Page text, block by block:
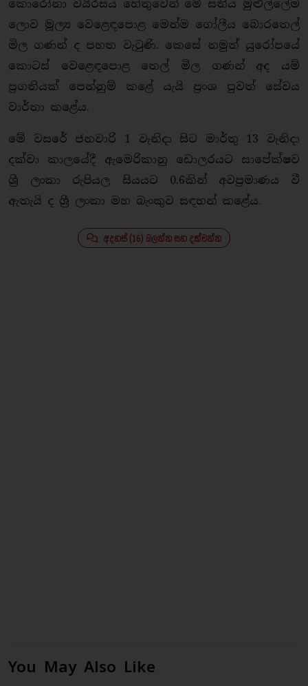
කොරෝනා වයිරසය හේතුවෙන් මේ සතිය මුළුල්ලේම
ලොව මූල්‍ය වෙළෙඳපොළ මෙන්ම ගෝලීය බොරතෙල්
මිල ගණන් ද පහත වැටුණි. කෙසේ නමුත් යුරෝපයේ
කොටස් වෙළෙඳපොළ තෙල් මිල ගණන් අද යම්
ප්‍රගතියක් පෙන්නුම් කළේ යැයි ප්‍රංශ පුවත් සේවය
වාර්තා කළේය.
මේ වසරේ ජනවාරි 1 වැනිදා සිට මාර්තු 13 වැනිදා
දක්වා කාලයේදී ඇමෙරිකානු ඩොලරයට සාපේක්ෂව
ශ්‍රී ලංකා රුපියල සියයට 0.6කින් අවප්‍රමාණය වී
ඇතැයි ද ශ්‍රී ලංකා මහ බැංකුව සඳහන් කළේය.
අදහස් (16) බලන්න සහ දක්වන්න
You May Also Like